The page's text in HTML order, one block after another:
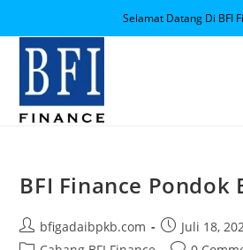
Selamat Datang Di BFI
BFI Finance Pondok
bfigadaibpkb.com
Juli 18,